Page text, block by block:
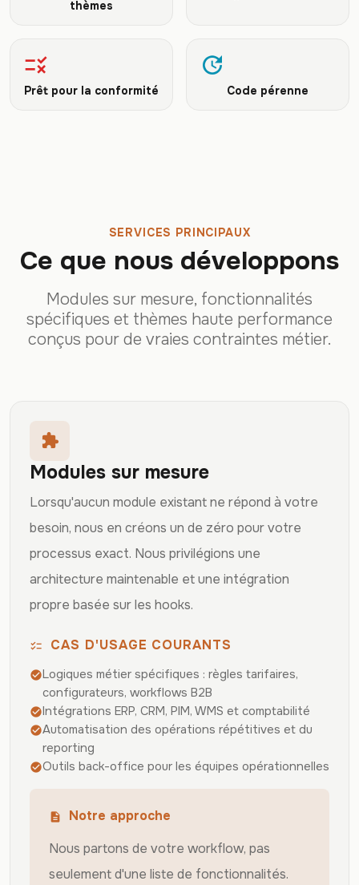
thèmes
rule
Prêt pour la conformité
update
Code pérenne
SERVICES PRINCIPAUX
Ce que nous développons
Modules sur mesure, fonctionnalités
spécifiques et thèmes haute performance
conçus pour de vraies contraintes métier.
extension
Modules sur mesure
Lorsqu'aucun module existant ne répond à votre
besoin, nous en créons un de zéro pour votre
processus exact. Nous privilégions une
architecture maintenable et une intégration
propre basée sur les hooks.
checklist CAS D'USAGE COURANTS
check_circleLogiques métier spécifiques : règles tarifaires,
configurateurs, workflows B2B
check_circleIntégrations ERP, CRM, PIM, WMS et comptabilité
check_circleAutomatisation des opérations répétitives et du
reporting
check_circleOutils back-office pour les équipes opérationnelles
description
Notre approche
Nous partons de votre workflow, pas
seulement d'une liste de fonctionnalités.